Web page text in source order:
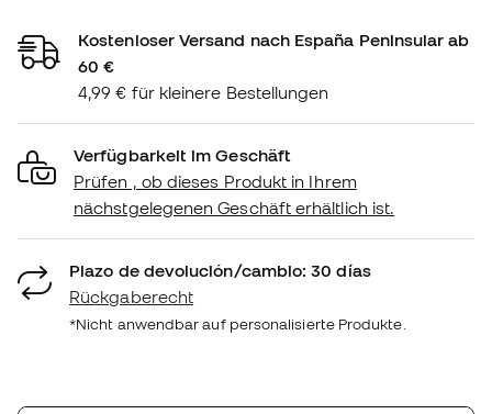
Kostenloser Versand nach España Peninsular ab
60 €
4,99 € für kleinere Bestellungen
Verfügbarkeit im Geschäft
Prüfen , ob dieses Produkt in Ihrem
nächstgelegenen Geschäft erhältlich ist.
Plazo de devolución/cambio: 30 días
Rückgaberecht
*Nicht anwendbar auf personalisierte Produkte.